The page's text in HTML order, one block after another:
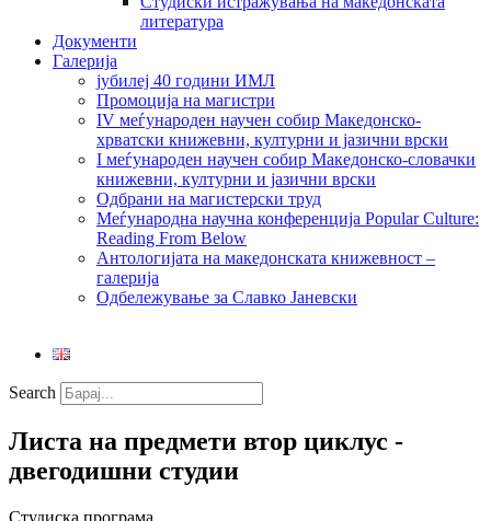
литература
Документи
Галерија
јубилеј 40 години ИМЛ
Промоција на магистри
IV меѓународен научен собир Македонско-
хрватски книжевни, културни и јазични врски
I меѓународен научен собир Македонско-словачки
книжевни, културни и јазични врски
Одбрани на магистерски труд
Меѓународна научна конференција Popular Culture:
Reading From Below
Антологијата на македонската книжевност –
галерија
Одбележување за Славко Јаневски
Search
Листа на предмети втор циклус -
двегодишни студии
Студиска програма